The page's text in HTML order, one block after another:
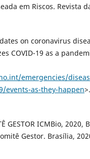
em Riscos. Revista
on coronavirus
COVID-19 as a
emergencies/
events-as-they-happen
GESTOR ICMBio,
Gestor. Brasília,